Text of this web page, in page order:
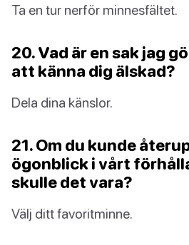
Ta en tur nerför minnesfältet.
20. Vad är en sak jag
att känna dig älskad?
Dela dina känslor.
21. Om du kunde
ögonblick i vårt
skulle det vara?
Välj ditt favoritminne.